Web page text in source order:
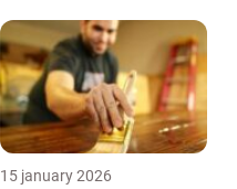
15 january 2026